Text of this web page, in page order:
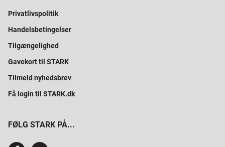
Privatlivspolitik
Handelsbetingelser
Tilgængelighed
Gavekort til STARK
Tilmeld nyhedsbrev
Få login til STARK.dk
FØLG STARK PÅ...